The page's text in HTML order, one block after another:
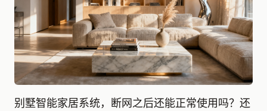
别墅智能家居系统，断网之后还能正常使用吗？还